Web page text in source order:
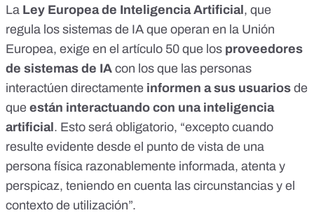
La Ley Europea de Inteligencia Artificial, que
regula los sistemas de IA que operan en la Unión
Europea, exige en el artículo 50 que los proveedores
de sistemas de IA con los que las personas
interactúen directamente informen a sus usuarios de
que están interactuando con una inteligencia
artificial. Esto será obligatorio, “excepto cuando
resulte evidente desde el punto de vista de una
persona física razonablemente informada, atenta y
perspicaz, teniendo en cuenta las circunstancias y el
contexto de utilización”.